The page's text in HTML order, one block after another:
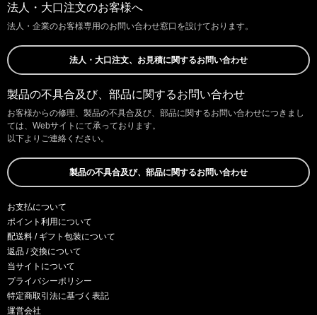
法人・大口注文のお客様へ
法人・企業のお客様専用のお問い合わせ窓口を設けております。
法人・大口注文、お見積に関するお問い合わせ
製品の不具合及び、部品に関するお問い合わせ
お客様からの修理、製品の不具合及び、部品に関するお問い合わせにつきまし
ては、Webサイトにて承っております。
以下よりご連絡ください。
製品の不具合及び、部品に関するお問い合わせ
お支払について
ポイント利用について
配送料 / ギフト包装について
返品 / 交換について
当サイトについて
プライバシーポリシー
特定商取引法に基づく表記
運営会社